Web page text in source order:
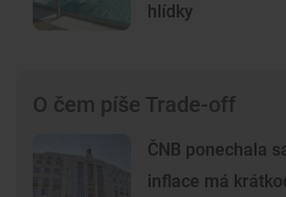
hlídky
O čem píše Trade-off
ČNB ponechala
inflace má